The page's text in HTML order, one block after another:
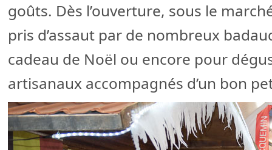
goûts. Dès l’ouverture, sous le
pris d’assaut par de nombreux
cadeau de Noël ou encore pour
artisanaux accompagnés d’un bon